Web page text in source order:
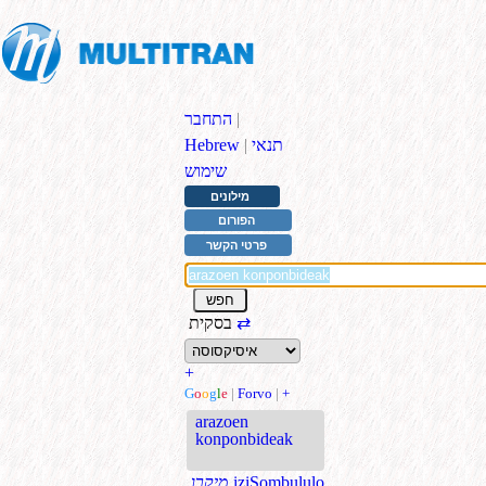
התחבר |
Hebrew | תנאי
שימוש
מילונים
הפורום
פרטי הקשר
⇄
+
Google | Forvo | +
arazoen
konponbideak
.מיקרו iziSombululo